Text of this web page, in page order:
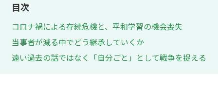
目次
コロナ禍による存続危機と、平和学習の機会喪失
当事者が減る中でどう継承していくか
遠い過去の話ではなく「自分ごと」として戦争を捉える